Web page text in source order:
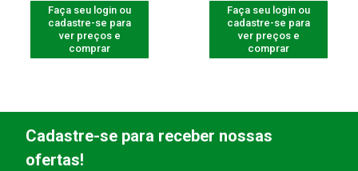
Faça seu login ou
cadastre-se para
ver preços e
comprar
Faça seu login ou
cadastre-se para
ver preços e
comprar
Cadastre-se para receber nossas
ofertas!